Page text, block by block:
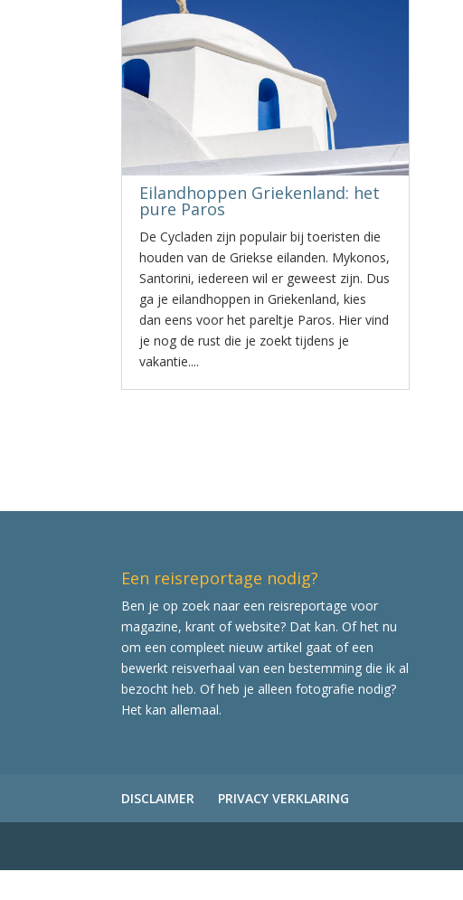
Eilandhoppen Griekenland: het
pure Paros
De Cycladen zijn populair bij toeristen die
houden van de Griekse eilanden. Mykonos,
Santorini, iedereen wil er geweest zijn. Dus
ga je eilandhoppen in Griekenland, kies
dan eens voor het pareltje Paros. Hier vind
je nog de rust die je zoekt tijdens je
vakantie....
Een reisreportage nodig?
Ben je op zoek naar een reisreportage voor
magazine, krant of website? Dat kan. Of het nu
om een compleet nieuw artikel gaat of een
bewerkt reisverhaal van een bestemming die ik al
bezocht heb. Of heb je alleen fotografie nodig?
Het kan allemaal.
DISCLAIMER PRIVACY VERKLARING